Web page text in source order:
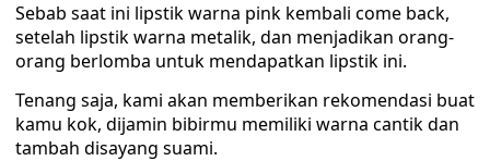
Sebab saat ini lipstik warna pink kembali come back,
setelah lipstik warna metalik, dan menjadikan orang-
orang berlomba untuk mendapatkan lipstik ini.
Tenang saja, kami akan memberikan rekomendasi buat
kamu kok, dijamin bibirmu memiliki warna cantik dan
tambah disayang suami.